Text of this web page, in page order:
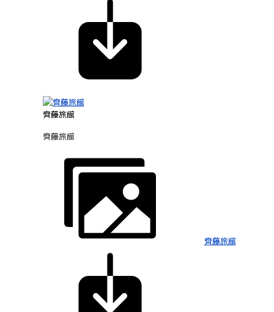
齊藤旅館
齊藤旅館
齊藤旅館